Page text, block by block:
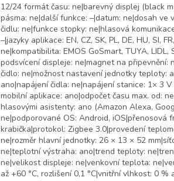
12/24 formát času: ne|barevný displej (black
pásma: ne|další funkce: –|datum: ne|dosah
čidlu: ne|funkce stopky: ne|hlasová
–|jazyky aplikace: EN, CZ, SK, PL, DE, HU, SI,
ne|kompatibilita: EMOS GoSmart, TUYA,
podsvícení displeje: ne|magnet na připevnění:
čidlo: ne|možnost nastavení jednotky teploty:
ano|napájení čidla: ne|napájení stanice: 1× 3
mobilní aplikace: ano|odpočet času max. od:
hlasovými asistenty: ano (Amazon Alexa,
ne|podporované OS: Android, iOS|přenosová
krabička|protokol: Zigbee 3.0|provedení
ne|rozměr hlavní jednotky: 26 × 13 × 52
ne|teplotní výstraha: ano|trend teploty:
ne|velikost displeje: ne|venkovní teplota:
až +60 °C, rozlišení 0,1 °C|vnitřní vlhkost: 0 %